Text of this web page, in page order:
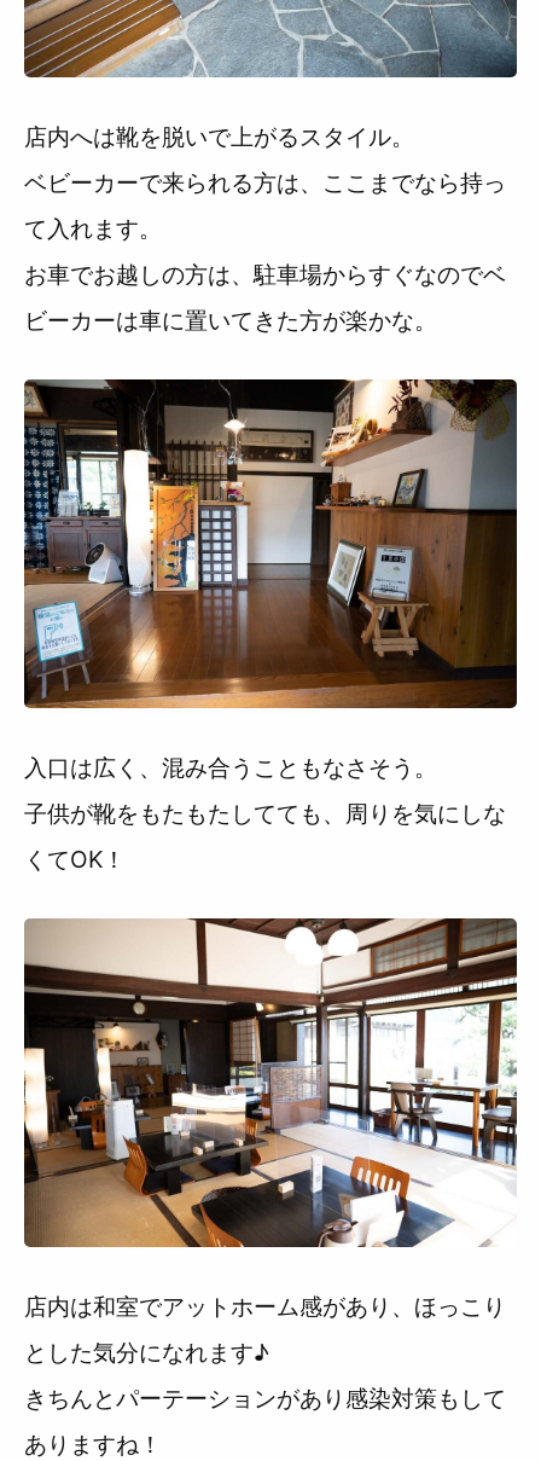
店内へは靴を脱いで上がるスタイル。
ベビーカーで来られる方は、ここまでなら持っ
て入れます。
お車でお越しの方は、駐車場からすぐなのでベ
ビーカーは車に置いてきた方が楽かな。
入口は広く、混み合うこともなさそう。
子供が靴をもたもたしてても、周りを気にしな
くてOK！
店内は和室でアットホーム感があり、ほっこり
とした気分になれます♪
きちんとパーテーションがあり感染対策もして
ありますね！